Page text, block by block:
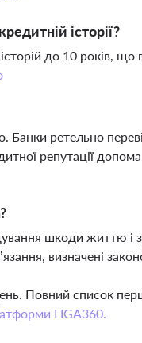
історії?
до 10 років,
ретельно
репутації
шкоди життю і
визначені
Повний список
LIGA360.